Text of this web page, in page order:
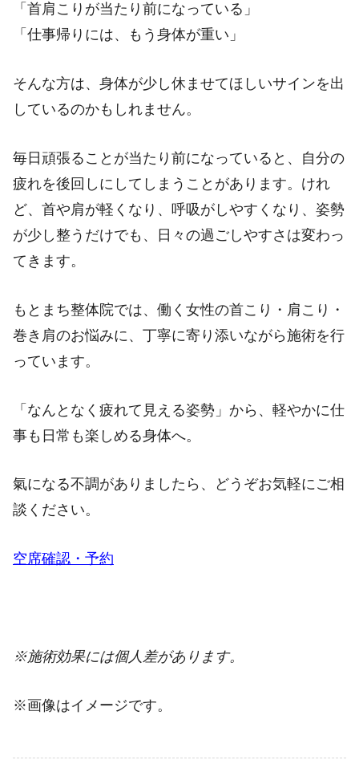
「首肩こりが当たり前になっている」
「仕事帰りには、もう身体が重い」
そんな方は、身体が少し休ませてほしいサインを出
しているのかもしれません。
毎日頑張ることが当たり前になっていると、自分の
疲れを後回しにしてしまうことがあります。けれ
ど、首や肩が軽くなり、呼吸がしやすくなり、姿勢
が少し整うだけでも、日々の過ごしやすさは変わっ
てきます。
もとまち整体院では、働く女性の首こり・肩こり・
巻き肩のお悩みに、丁寧に寄り添いながら施術を行
っています。
「なんとなく疲れて見える姿勢」から、軽やかに仕
事も日常も楽しめる身体へ。
氣になる不調がありましたら、どうぞお気軽にご相
談ください。
空席確認・予約
※施術効果には個人差があります。
※画像はイメージです。